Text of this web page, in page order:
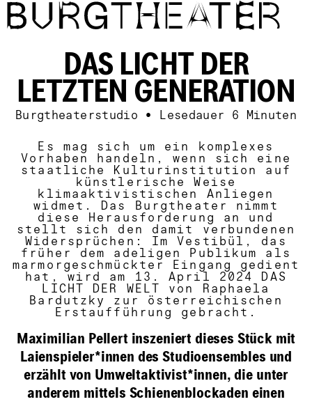
Direkt zum Inhalt
DAS LICHT DER
LETZTEN GENERATION
Burgtheaterstudio • Lesedauer 6 Minuten
Es mag sich um ein komplexes
Vorhaben handeln, wenn sich eine
staatliche Kulturinstitution auf
künstlerische Weise
klimaaktivistischen Anliegen
widmet. Das Burgtheater nimmt
diese Herausforderung an und
stellt sich den damit verbundenen
Widersprüchen: Im Vestibül, das
früher dem adeligen Publikum als
marmorgeschmückter Eingang gedient
hat, wird am 13. April 2024
DAS
LICHT DER WELT
von Raphaela
Bardutzky zur österreichischen
Erstaufführung gebracht.
Maximilian Pellert inszeniert dieses Stück mit
Laienspieler*innen des Studioensembles und
erzählt von Umweltaktivist*innen, die unter
anderem mittels Schienenblockaden einen